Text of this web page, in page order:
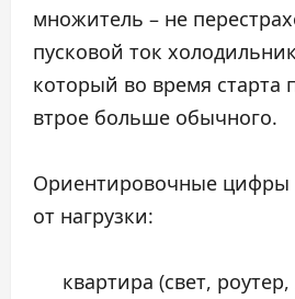
множитель – не
пусковой ток
который во время старта
втрое больше обычного.
Ориентировочные цифры
от нагрузки:
квартира (свет,